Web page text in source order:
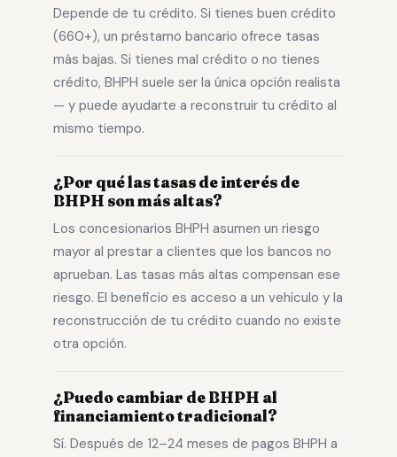
Depende de tu crédito. Si tienes buen crédito
(660+), un préstamo bancario ofrece tasas
más bajas. Si tienes mal crédito o no tienes
crédito, BHPH suele ser la única opción realista
— y puede ayudarte a reconstruir tu crédito al
mismo tiempo.
¿Por qué las tasas de interés de
BHPH son más altas?
Los concesionarios BHPH asumen un riesgo
mayor al prestar a clientes que los bancos no
aprueban. Las tasas más altas compensan ese
riesgo. El beneficio es acceso a un vehículo y la
reconstrucción de tu crédito cuando no existe
otra opción.
¿Puedo cambiar de BHPH al
financiamiento tradicional?
Sí. Después de 12–24 meses de pagos BHPH a